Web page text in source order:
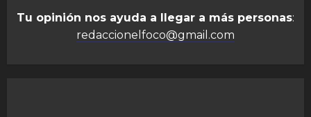
Tu opinión nos ayuda a llegar a más personas:
redaccionelfoco@gmail.com